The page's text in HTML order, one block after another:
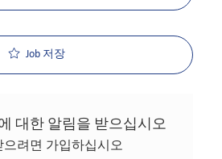
Job 저장
대한 알림을 받으십시오
으려면 가입하십시오